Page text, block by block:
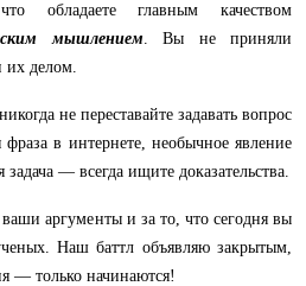
обладаете главным качеством
мышлением. Вы не приняли
их делом.
никогда не переставайте задавать вопрос
в интернете, необычное явление
— всегда ищите доказательства.
аргументы и за то, что сегодня вы
Наш баттл объявляю закрытым,
— только начинаются!